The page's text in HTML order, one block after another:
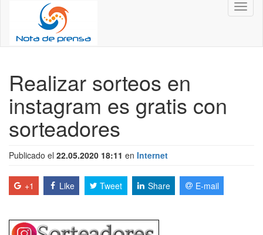
Realizar sorteos en
instagram es gratis con
sorteadores
Publicado el 22.05.2020 18:11 en Internet
+1 Like Tweet Share E-mail